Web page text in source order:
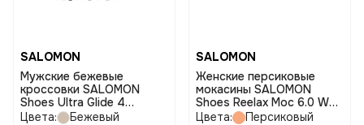
SALOMON
Мужские бежевые
кроссовки SALOMON
Shoes Ultra Glide 4
размер 8,5
Цвета:
Бежевый
SALOMON
Женские персиковые
мокасины SALOMON
Shoes Reelax Moc 6.0 W
размер 5
Цвета:
Персиковый